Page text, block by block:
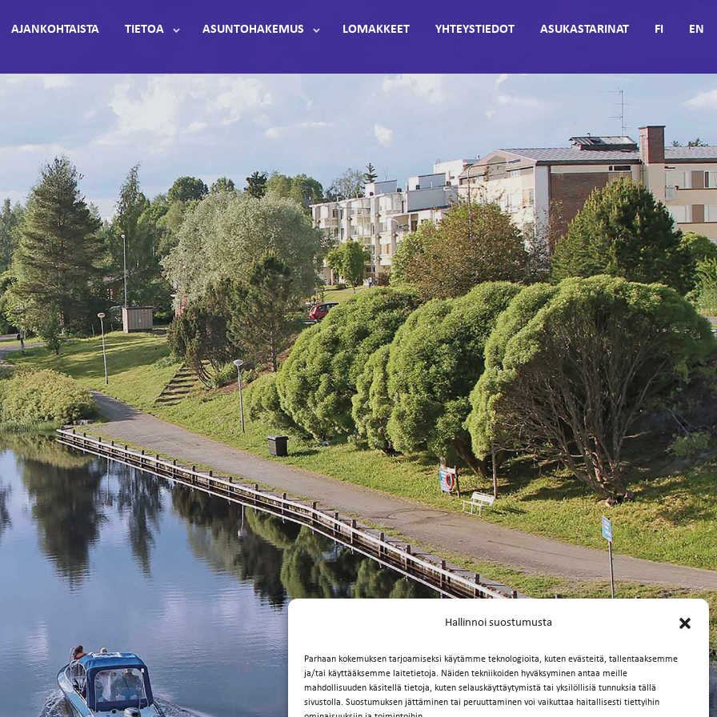
Hallinnoi suostumusta
Parhaan kokemuksen tarjoamiseksi käytämme teknologioita, kuten evästeitä, tallentaaksemme
ja/tai käyttääksemme laitetietoja. Näiden tekniikoiden hyväksyminen antaa meille
mahdollisuuden käsitellä tietoja, kuten selauskäyttäytymistä tai yksilöllisiä tunnuksia tällä
sivustolla. Suostumuksen jättäminen tai peruuttaminen voi vaikuttaa haitallisesti tiettyihin
AJANKOHTAISTA TIETOA ASUNTOHAKEMUS LOMAKKEET YHTEYSTIEDOT ASUKASTARINAT FI EN